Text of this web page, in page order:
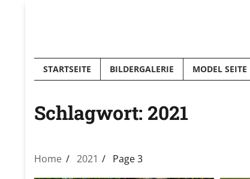
STARTSEITE BILDERGALERIE MODEL SEITE
Schlagwort: 2021
Home 2021 Page 3